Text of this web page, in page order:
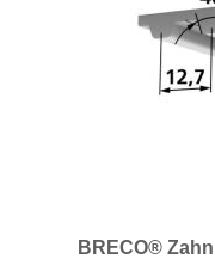
BRECO®